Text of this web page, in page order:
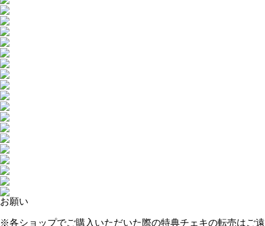
お願い
※各ショップでご購入いただいた際の特典チェキの転売はご遠